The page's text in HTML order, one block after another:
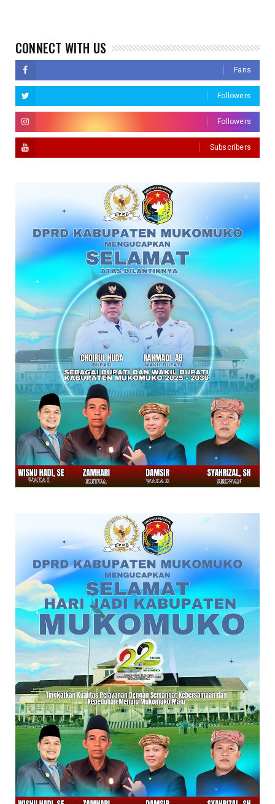
CONNECT WITH US
Fans
Followers
Followers
Subscribers